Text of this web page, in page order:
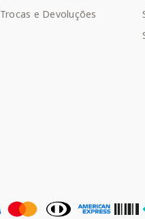
Trocas e Devoluções